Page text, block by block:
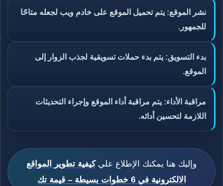
نشر الموقع: يتم تحميل الموقع على خادم ويب لجعله متاحًا
للجمهور.
بدء التسويق: يتم بدء حملات تسويقية لجذب الزوار إلى
الموقع.
مراقبة الأداء: يتم مراقبة أداء الموقع وإجراء التحديثات
اللازمة لتحسين أدائه.
وإليك هنا يمكنك الإطلاع عليكيفية تطوير المواقع
الالكترونية في 6 خطوات بسيطة – قيمة تك